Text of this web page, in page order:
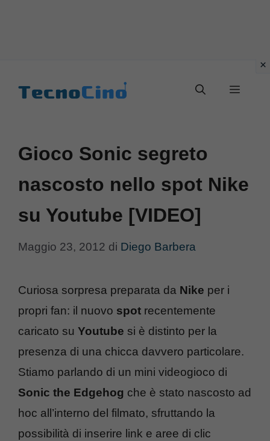
Menu
Gioco Sonic segreto
nascosto nello spot Nike
su Youtube [VIDEO]
Maggio 23, 2012 di Diego Barbera
Curiosa sorpresa preparata da Nike per i
propri fan: il nuovo spot recentemente
caricato su Youtube si è distinto per la
presenza di una chicca davvero particolare.
Stiamo parlando di un mini videogioco di
Sonic the Edgehog che è stato nascosto ad
hoc all’interno del filmato, sfruttando la
possibilità di inserire link e aree di clic